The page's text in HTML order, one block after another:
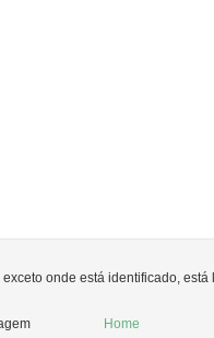
exceto onde está identificado,
Home